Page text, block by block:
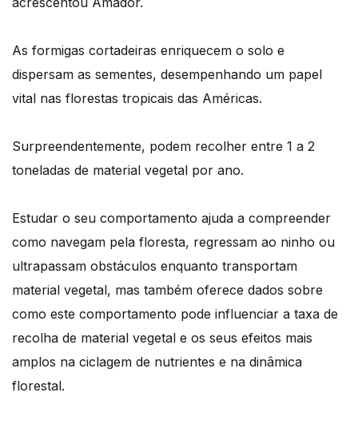
As formigas cortadeiras enriquecem o solo e
dispersam as sementes, desempenhando um papel
vital nas florestas tropicais das Américas.
Surpreendentemente, podem recolher entre 1 a 2
toneladas de material vegetal por ano.
Estudar o seu comportamento ajuda a compreender
como navegam pela floresta, regressam ao ninho ou
ultrapassam obstáculos enquanto transportam
material vegetal, mas também oferece dados sobre
como este comportamento pode influenciar a taxa de
recolha de material vegetal e os seus efeitos mais
amplos na ciclagem de nutrientes e na dinâmica
florestal.